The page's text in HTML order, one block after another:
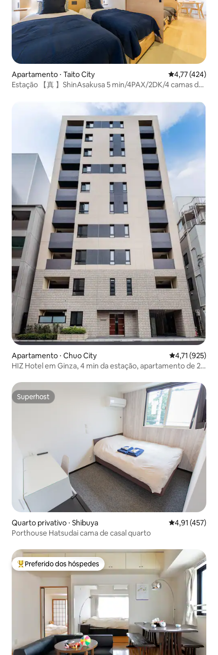
Apartamento ⋅ Taito City 4,77 de uma
4,77 (424)
Estação 【真 】ShinAsakusa 5 min/4PAX/2DK/4 camas de
Apartamento ⋅ Chuo City 4,71 de uma
4,71 (925)
HIZ Hotel em Ginza, 4 min da estação, apartamento de 2
Superhost
Superhost
Quarto privativo ⋅ Shibuya 4,91 de uma
4,91 (457)
Porthouse Hatsudai cama de casal quarto
Entre os melhores preferidos dos hóspedes
Preferido dos hóspedes